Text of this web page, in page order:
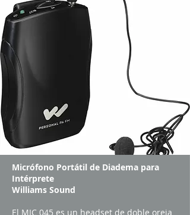
Micrófono Portátil de Diadema para
Intérprete
Williams Sound
El MIC 045 es un headset de doble oreja